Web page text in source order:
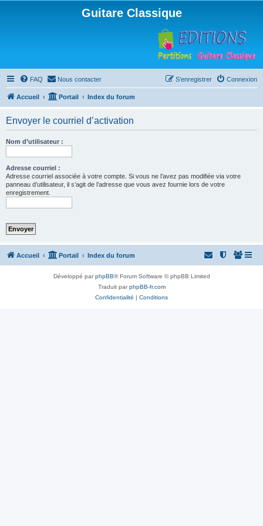
Guitare Classique
FAQ Nous contacter Connexion
S’enregistrer
Accueil Portail Index du forum
Envoyer le courriel d’activation
Nom d’utilisateur :
Adresse courriel :
Adresse courriel associée à votre compte. Si vous ne l’avez pas modifiée via votre
panneau d’utilisateur, il s’agit de l’adresse que vous avez fournie lors de votre
enregistrement.
Accueil Portail Index du forum
Développé parphpBB® Forum Software © phpBB Limited
Traduit parphpBB-fr.com
Confidentialité | Conditions